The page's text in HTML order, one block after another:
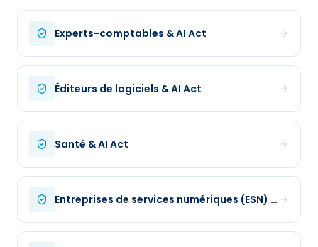
Experts-comptables & AI Act
Éditeurs de logiciels & AI Act
Santé & AI Act
Entreprises de services numériques (ESN)